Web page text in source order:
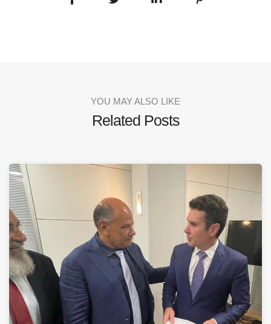
YOU MAY ALSO LIKE
Related Posts